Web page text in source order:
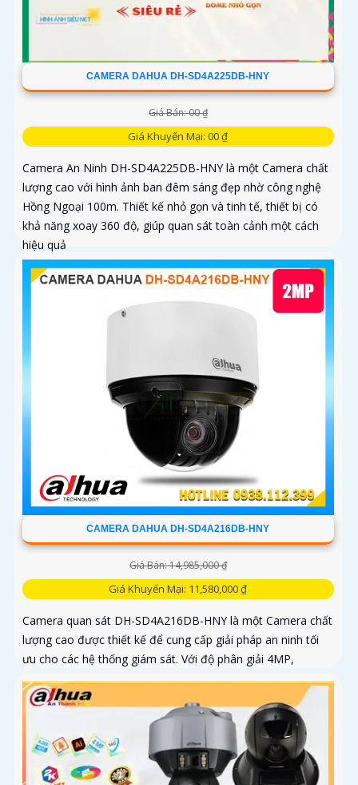
CAMERA DAHUA DH-SD4A225DB-HNY
Giá Bán: 00 ₫
Giá Khuyến Mại: 00 ₫
Camera An Ninh DH-SD4A225DB-HNY là một Camera chất
lượng cao với hình ảnh ban đêm sáng đẹp nhờ công nghệ
Hồng Ngoại 100m. Thiết kế nhỏ gọn và tinh tế, thiết bị có
khả năng xoay 360 độ, giúp quan sát toàn cảnh một cách
hiệu quả
CAMERA DAHUA DH-SD4A216DB-HNY
Giá Bán: 14,985,000 ₫
Giá Khuyến Mại: 11,580,000 ₫
Camera quan sát DH-SD4A216DB-HNY là một Camera chất
lượng cao được thiết kế để cung cấp giải pháp an ninh tối
ưu cho các hệ thống giám sát. Với độ phân giải 4MP,
camera cung cấp hình ảnh sắc nét và chi tiết